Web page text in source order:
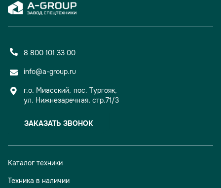
Каталог техники
Техника в наличии
8 800 101 33 00
info@a-group.ru
г.о. Миасский, пос. Тургояк,
ул. Нижнезаречная, стр.71/3
ЗАКАЗАТЬ ЗВОНОК